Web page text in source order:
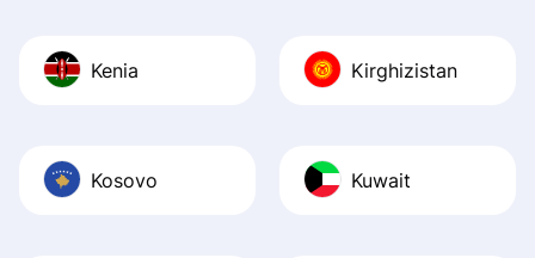
Kenia Kirghizistan
Kosovo Kuwait